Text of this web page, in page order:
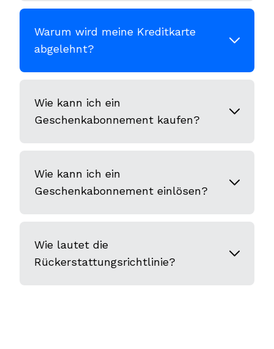
Warum wird meine Kreditkarte
abgelehnt?
Wie kann ich ein
Geschenkabonnement kaufen?
Wie kann ich ein
Geschenkabonnement einlösen?
Wie lautet die
Rückerstattungsrichtlinie?